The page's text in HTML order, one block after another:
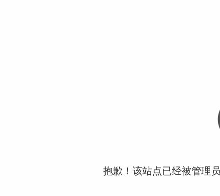
抱歉！该站点已经被管理